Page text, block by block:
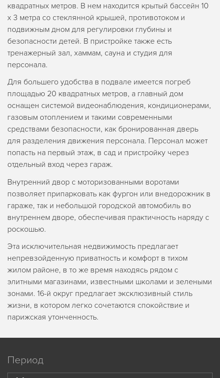
квадратных метров. В нем находится крытый бассейн 10
x 3 метра со стеклянной крышей, противотоком и
подвижным дном для регулировки глубины и
безопасности детей. В пристройке также есть
тренажерный зал, хаммам, сауна и студия для
персонала.
Для большего удобства в подвале имеется погреб
площадью 20 квадратных метров, а главный дом
оснащен системой видеонаблюдения, кондиционерами,
газовым отоплением и такими современными
средствами безопасности, как бронированная дверь
для разделения движения персонала. Персонал может
попасть на первый этаж, в сад и пристройку через
отдельный вход через гараж.
Внутренний двор с моторизованными воротами
позволяет припарковать как фургон или внедорожник в
гараже, так и небольшой городской автомобиль во
внутреннем дворе, обеспечивая практичность наряду с
роскошью.
Эта исключительная недвижимость предлагает
непревзойденную приватность и комфорт в тихом
жилом районе, в то же время находясь рядом с
элитными магазинами, известными школами и зелеными
зонами. 16-й округ предлагает эксклюзивный стиль
жизни, в котором легко сочетаются спокойствие и
парижская утонченность.
Период